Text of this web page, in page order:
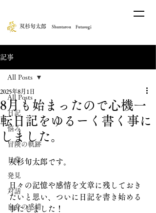
​双杉旬太郎 Shuntarou Futasugi
記事
All Posts
日記
悩み
冒険の軌跡
日常
発見
対話
自身の感情
All Posts
8月も始まったので心機一
転日記をゆるーく書く事に
しました。
2025年8月1日
双杉旬太郎です。
日々の記憶や感情を文章に残しておき
たいと思い、ついに日記を書き始める
事にしました！